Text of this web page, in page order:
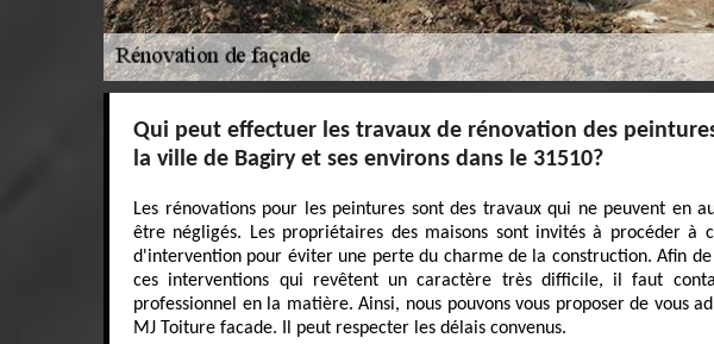
Qui peut effectuer les travaux de rénovation des
la ville de Bagiry et ses environs dans le 31510?
Les rénovations pour les peintures sont des travaux qui ne peuvent en
être négligés. Les propriétaires des maisons sont invités à procéder à
d'intervention pour éviter une perte du charme de la construction. Afin
ces interventions qui revêtent un caractère très difficile, il faut
professionnel en la matière. Ainsi, nous pouvons vous proposer de vous
MJ Toiture facade. Il peut respecter les délais convenus.